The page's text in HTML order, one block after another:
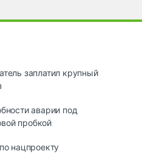
заплатил крупный
аварии под
пробкой
нацпроекту